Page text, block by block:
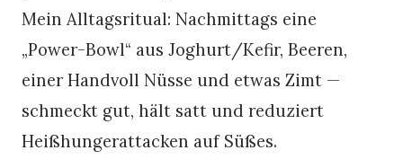
Mein Alltagsritual: Nachmittags eine
„Power-Bowl“ aus Joghurt/Kefir, Beeren,
einer Handvoll Nüsse und etwas Zimt —
schmeckt gut, hält satt und reduziert
Heißhungerattacken auf Süßes.